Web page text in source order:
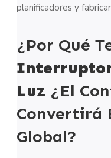
planificadores y
¿Por Qué
Luz ¿El
Convertirá
Global?